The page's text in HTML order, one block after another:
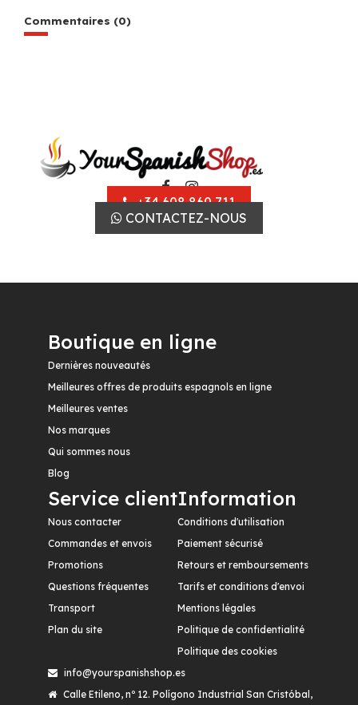
Commentaires (0)
+34 608 860 711
CONTACTEZ-NOUS
Boutique en ligne
Dernières nouveautés
Meilleures offres de produits espagnols en ligne
Meilleures ventes
Nos marques
Qui sommes nous
Blog
Service client
Nous contacter
Commandes et envois
Promotions
Questions fréquentes
Transport
Plan du site
Information
Conditions d'utilisation
Paiement sécurisé
Retours et remboursements
Tarifs et conditions d'envoi
Mentions légales
Politique de confidentialité
Politique des cookies
info@yourspanishshop.es
Calle Etileno, nº 12. Polígono Industrial San Cristóbal,